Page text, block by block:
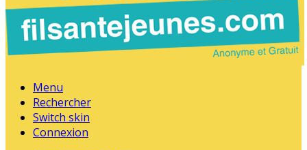
Menu
Rechercher
Switch skin
Connexion